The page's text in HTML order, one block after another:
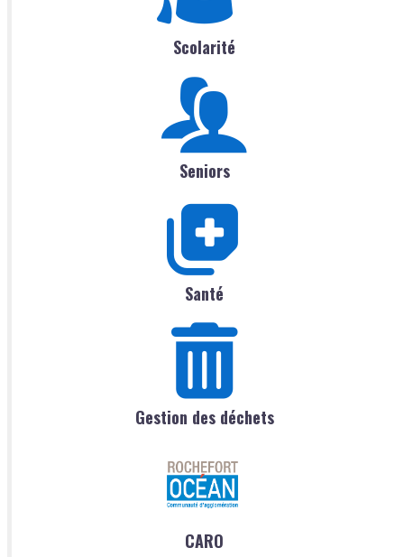
Scolarité
Seniors
Santé
Gestion des déchets
CARO